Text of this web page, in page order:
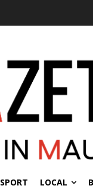
SPORT LOCAL